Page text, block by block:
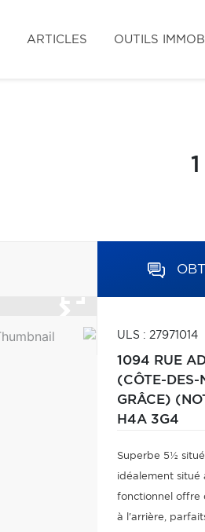
ARTICLES OUTILS
ULS : 27971014
1094 RUE
(CÔTE-DES-
GRÂCE)
H4A 3G4
Superbe 5½
idéalement situé
fonctionnel offre
à l'arrière,